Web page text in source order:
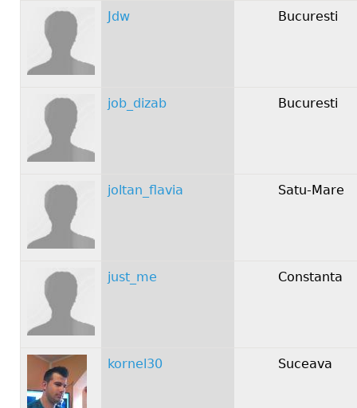
Jdw Bucuresti
job_dizab Bucuresti
joltan_flavia Satu-Mare
just_me Constanta
kornel30 Suceava